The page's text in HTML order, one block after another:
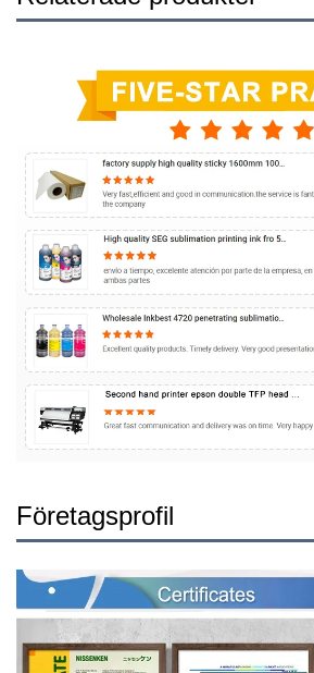
Företagsprofil